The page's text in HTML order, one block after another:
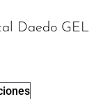
Daedo GEL